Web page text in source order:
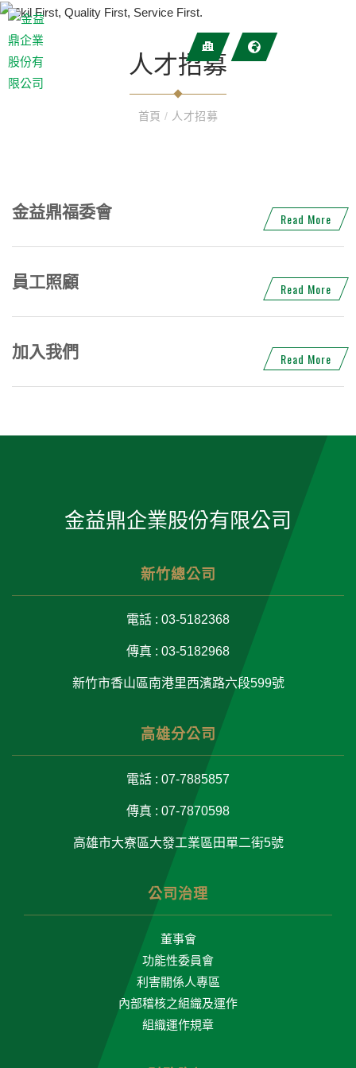
人才招募
首頁/ 人才招募
金益鼎福委會 Read More
員工照顧 Read More
加入我們 Read More
金益鼎企業股份有限公司
新竹總公司
電話 : 03-5182368
傳真 : 03-5182968
新竹市香山區南港里西濱路六段599號
高雄分公司
電話 : 07-7885857
傳真 : 07-7870598
高雄市大寮區大發工業區田單二街5號
公司治理
董事會
功能性委員會
利害關係人專區
內部稽核之組織及運作
組織運作規章